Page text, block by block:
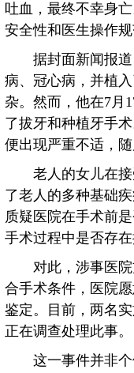
吐血，最终不幸身
安全性和医生操作规
据封面新闻报道
病、冠心病，并植
杂。然而，他在7月
了拔牙和种植牙手
便出现严重不适，
老人的女儿在接
了老人的多种基础
质疑医院在手术前
手术过程中是否存在
对此，涉事医院
合手术条件，医院
鉴定。目前，两名
正在调查处理此事。
这一事件并非个